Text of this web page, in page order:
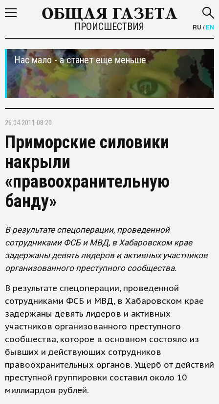
ПРОИСШЕСТВИЯ RU /EN
Нас мало - а станет еще меньше
26.04.2011 08:20
Приморские силовики
накрыли
«правоохранительную
банду»
В результате спецоперации, проведенной
сотрудниками ФСБ и МВД, в Хабаровском крае
задержаны девять лидеров и активных участников
организованного преступного сообщества.
В результате спецоперации, проведенной
сотрудниками ФСБ и МВД, в Хабаровском крае
задержаны девять лидеров и активных
участников организованного преступного
сообщества, которое в основном состояло из
бывших и действующих сотрудников
правоохранительных органов. Ущерб от действий
преступной группировки составил около 10
миллиардов рублей.